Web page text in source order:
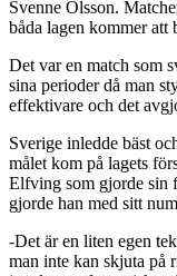
Svenne Olsson.
båda lagen kommer att
Det var en match som
sina perioder då man
effektivare och det
Sverige inledde bäst
målet kom på lagets
Elfving som gjorde sin
gjorde han med sitt
-Det är en liten egen
man inte kan skjuta på